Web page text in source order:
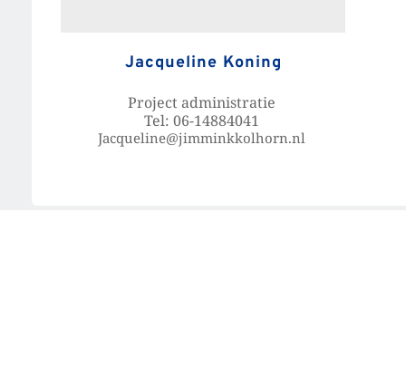
Jacqueline Koning
Project administratie
Tel: 06-14884041
Jacqueline@jimminkkolhorn.nl